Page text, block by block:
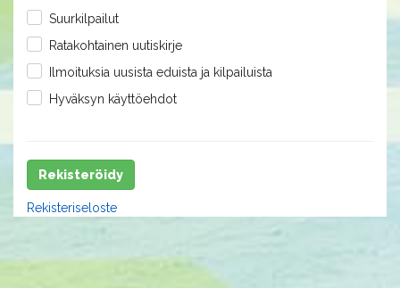
Suurkilpailut
Ratakohtainen uutiskirje
Ilmoituksia uusista eduista ja kilpailuista
Hyväksyn käyttöehdot
Rekisteröidy
Rekisteriseloste